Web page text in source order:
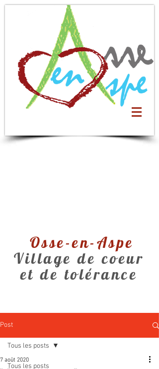
Osse-en-Aspe
Village de coeur
et de tolérance
Post
Tous les posts
Tous les posts
7 août 2020